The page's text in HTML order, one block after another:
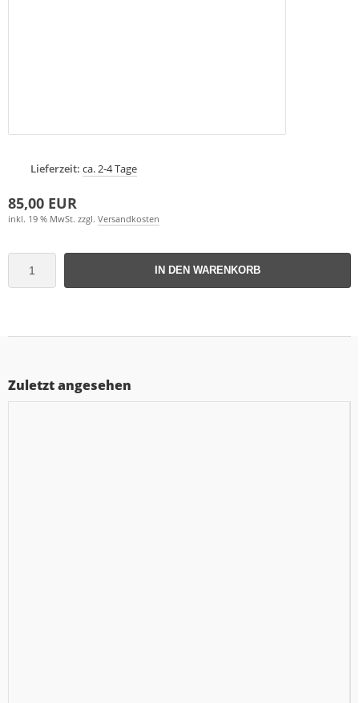
Lieferzeit: ca. 2-4 Tage
85,00 EUR
inkl. 19 % MwSt. zzgl. Versandkosten
IN DEN WARENKORB
Zuletzt angesehen